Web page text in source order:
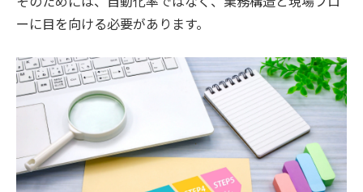
ーに目を向ける必要があります。